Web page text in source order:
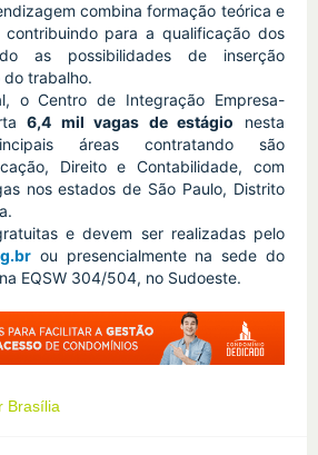
combina formação teórica e
contribuindo para a qualificação dos
as possibilidades de inserção
trabalho.
o Centro de Integração Empresa-
6,4 mil vagas de estágio nesta
áreas contratando são
Direito e Contabilidade, com
nos estados de São Paulo, Distrito
e devem ser realizadas pelo
ou presencialmente na sede do
EQSW 304/504, no Sudoeste.
Brasília